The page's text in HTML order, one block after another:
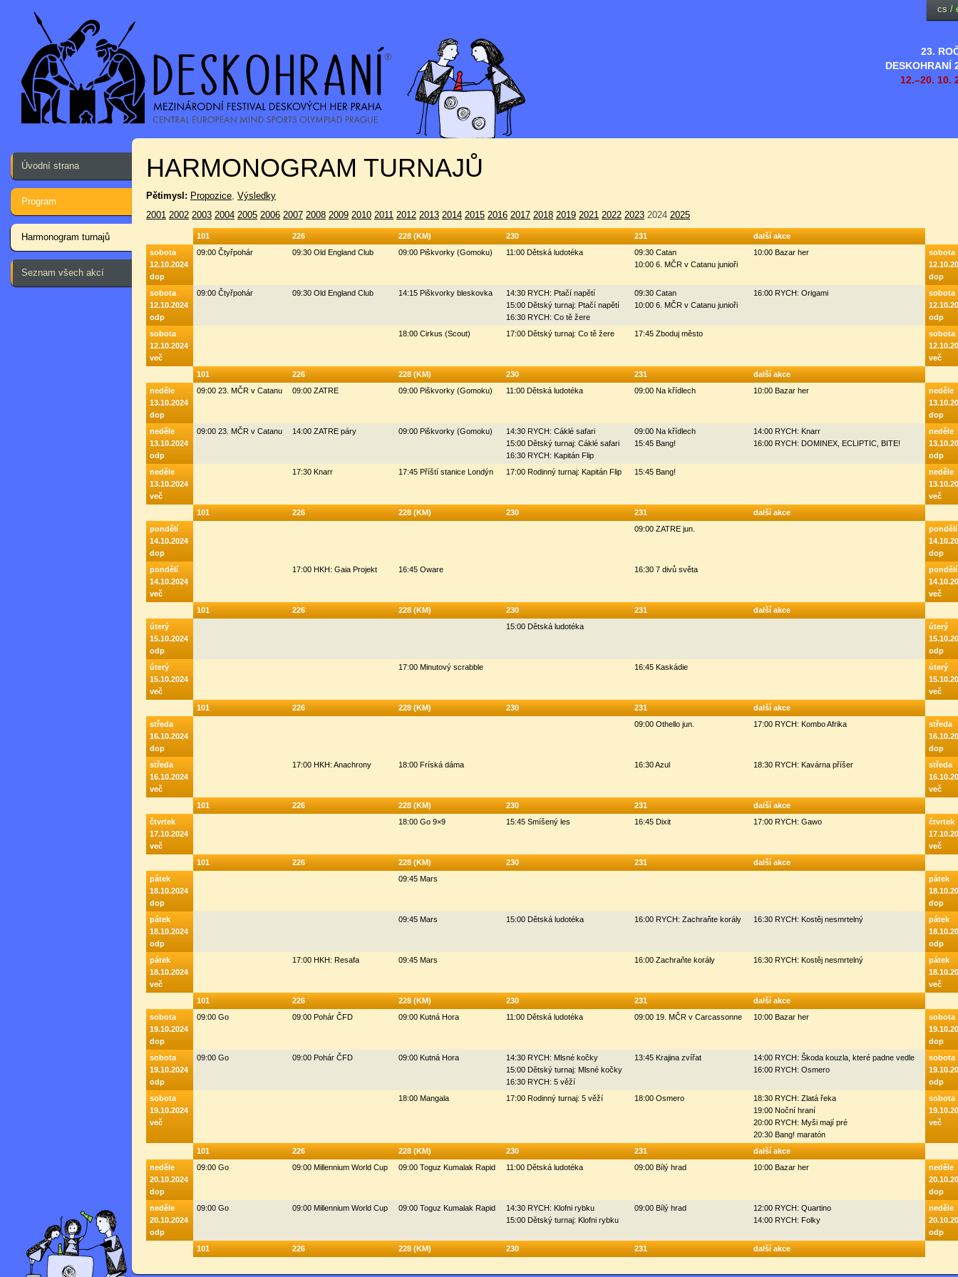
23.
DESKOHRANÍ
12.–20. 10.
cs /
Úvodní strana
Program
Harmonogram turnajů
Seznam všech akcí
HARMONOGRAM TURNAJŮ
Pětimysl: Propozice, Výsledky
2001 2002 2003 2004 2005 2006 2007 2008 2009 2010 2011 2012 2013 2014 2015 2016 2017 2018 2019 2021 2022 2023 2024 2025
101 226 228 (KM) 230 231
další akce
sobota
12.10.2024
dop
09:00 Čtyřpohár 09:30 Old England Club 09:00 Piškvorky (Gomoku) 11:00 Dětská ludotéka
09:30 Catan
10:00 6. MČR v Catanu junioři
10:00 Bazar her
sobota
dop
sobota
12.10.2024
odp
09:00 Čtyřpohár 09:30 Old England Club 14:15 Piškvorky bleskovka
14:30 RYCH: Ptačí napětí
15:00 Dětský turnaj: Ptačí napětí
16:30 RYCH: Co tě žere
09:30 Catan
10:00 6. MČR v Catanu junioři
16:00 RYCH: Origami
sobota
odp
sobota
12.10.2024
več
18:00 Cirkus (Scout) 17:00 Dětský turnaj: Co tě žere 17:45 Zboduj město
sobota
več
101
226 228 (KM) 230 231
další akce
neděle
13.10.2024
dop
09:00 23. MČR v Catanu 09:00 ZATRE 09:00 Piškvorky (Gomoku) 11:00 Dětská ludotéka 09:00 Na křídlech 10:00 Bazar her
neděle
dop
neděle
13.10.2024
odp
09:00 23. MČR v Catanu 14:00 ZATRE páry 09:00 Piškvorky (Gomoku)
14:30 RYCH: Cáklé safari
15:00 Dětský turnaj: Cáklé safari
16:30 RYCH: Kapitán Flip
09:00 Na křídlech
15:45 Bang!
14:00 RYCH: Knarr
16:00 RYCH: DOMINEX, ECLIPTIC, BITE!
neděle
odp
neděle
13.10.2024
več
17:30 Knarr 17:45 Příští stanice Londýn 17:00 Rodinný turnaj: Kapitán Flip 15:45 Bang!
neděle
več
101
226 228 (KM) 230 231
další akce
pondělí
14.10.2024
dop
09:00 ZATRE jun.
pondělí
dop
pondělí
14.10.2024
več
17:00 HKH: Gaia Projekt 16:45 Oware 16:30 7 divů světa
pondělí
več
101
226 228 (KM) 230 231
další akce
úterý
15.10.2024
odp
15:00 Dětská ludotéka
úterý
odp
úterý
15.10.2024
več
17:00 Minutový scrabble 16:45 Kaskádie
úterý
več
101
226 228 (KM) 230 231
další akce
středa
16.10.2024
dop
09:00 Othello jun. 17:00 RYCH: Kombo Afrika
středa
dop
středa
16.10.2024
več
17:00 HKH: Anachrony 18:00 Fríská dáma 16:30 Azul 18:30 RYCH: Kavárna příšer
středa
več
101
226 228 (KM) 230 231
další akce
čtvrtek
17.10.2024
več
18:00 Go 9×9 15:45 Smíšený les 16:45 Dixit 17:00 RYCH: Gawo
čtvrtek
več
101
226 228 (KM) 230 231
další akce
pátek
18.10.2024
dop
09:45 Mars
pátek
dop
pátek
18.10.2024
odp
09:45 Mars 15:00 Dětská ludotéka 16:00 RYCH: Zachraňte korály 16:30 RYCH: Kostěj nesmrtelný
pátek
odp
pátek
18.10.2024
več
17:00 HKH: Resafa 09:45 Mars 16:00 Zachraňte korály 16:30 RYCH: Kostěj nesmrtelný
pátek
več
101
226 228 (KM) 230 231
další akce
sobota
19.10.2024
dop
09:00 Go 09:00 Pohár ČFD 09:00 Kutná Hora 11:00 Dětská ludotéka 09:00 19. MČR v Carcassonne 10:00 Bazar her
sobota
dop
sobota
19.10.2024
odp
09:00 Go 09:00 Pohár ČFD 09:00 Kutná Hora
14:30 RYCH: Mlsné kočky
15:00 Dětský turnaj: Mlsné kočky
16:30 RYCH: 5 věží
13:45 Krajina zvířat
14:00 RYCH: Škoda kouzla, které padne vedle
16:00 RYCH: Osmero
sobota
odp
sobota
19.10.2024
več
18:00 Mangala 17:00 Rodinný turnaj: 5 věží 18:00 Osmero
18:30 RYCH: Zlatá řeka
19:00 Noční hraní
20:00 RYCH: Myši mají pré
20:30 Bang! maratón
sobota
več
101 226 228 (KM) 230 231
další akce
neděle
20.10.2024
dop
09:00 Go 09:00 Millennium World Cup 09:00 Toguz Kumalak Rapid 11:00 Dětská ludotéka 09:00 Bílý hrad 10:00 Bazar her
neděle
dop
neděle
20.10.2024
odp
09:00 Go 09:00 Millennium World Cup 09:00 Toguz Kumalak Rapid
14:30 RYCH: Klofni rybku
15:00 Dětský turnaj: Klofni rybku
09:00 Bílý hrad
12:00 RYCH: Quartino
14:00 RYCH: Folky
neděle
odp
101
226 228 (KM) 230 231 další akce